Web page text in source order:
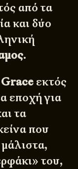
από τα
και δύο
.
Grace εκτός
εποχή για
τα
που
του,